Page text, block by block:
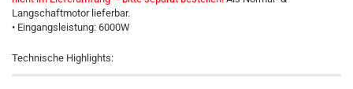
Langschaftmotor lieferbar.
• Eingangsleistung: 6000W
Technische Highlights: